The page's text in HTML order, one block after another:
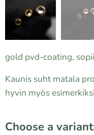
gold pvd-coating,
Kaunis suht matala
hyvin myös
Choose a